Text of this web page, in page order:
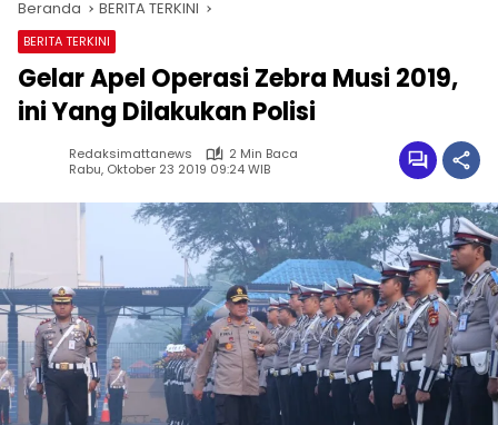
Beranda BERITA TERKINI
BERITA TERKINI
Gelar Apel Operasi Zebra Musi 2019,
ini Yang Dilakukan Polisi
Redaksimattanews
2 Min Baca
Rabu, Oktober 23 2019 09:24 WIB